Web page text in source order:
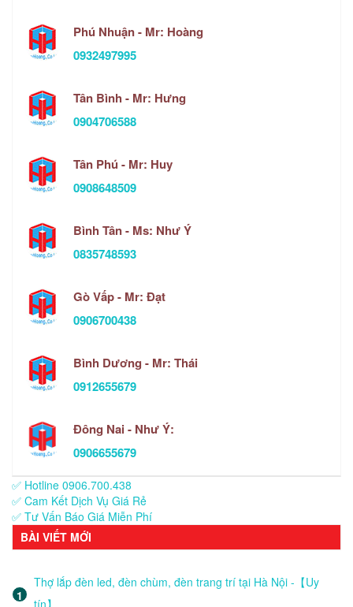
Phú Nhuận - Mr: Hoàng
0932497995
Tân Bình - Mr: Hưng
0904706588
Tân Phú - Mr: Huy
0908648509
Bình Tân - Ms: Như Ý
0835748593
Gò Vấp - Mr: Đạt
0906700438
Bình Dương - Mr: Thái
0912655679
Đông Nai - Như Ý:
0906655679
✅ Hotline 0906.700.438
✅ Cam Kết Dịch Vụ Giá Rẻ
✅ Tư Vấn Báo Giá Miễn Phí
BÀI VIẾT MỚI
Thợ lắp đèn led, đèn chùm, đèn trang trí tại Hà Nội -【Uy
tín】